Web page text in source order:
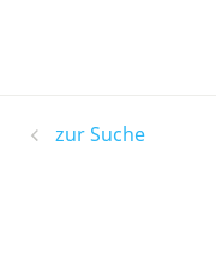
zur Suche